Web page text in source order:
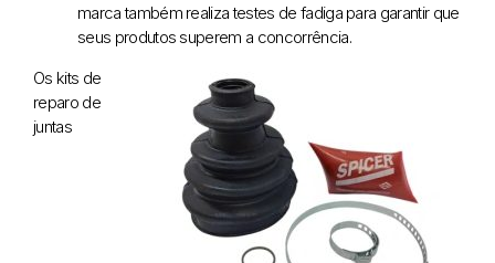
marca também realiza testes de fadiga para garantir que
seus produtos superem a concorrência.
Os kits de
reparo de
juntas